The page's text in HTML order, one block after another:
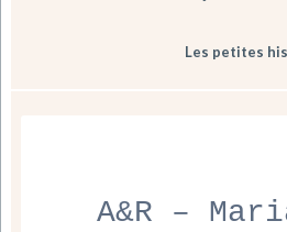
Les petites
A&R –